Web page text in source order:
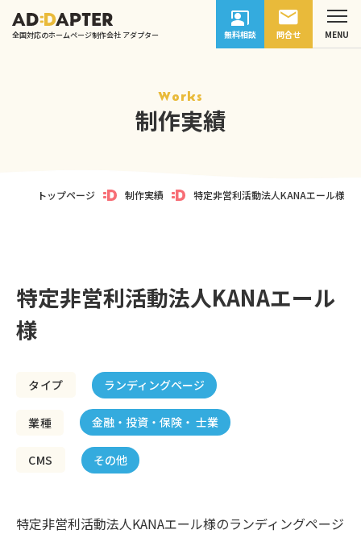
全国対応のホームページ制作会社 アダプター 無料相談 問合せ
Works
制作実績
トップページ 制作実績 特定非営利活動法人KANAエール様
特定非営利活動法人KANAエール
様
タイプ ランディングページ
業種 金融・投資・保険・ 士業
CMS その他
特定非営利活動法人KANAエール様のランディングページ